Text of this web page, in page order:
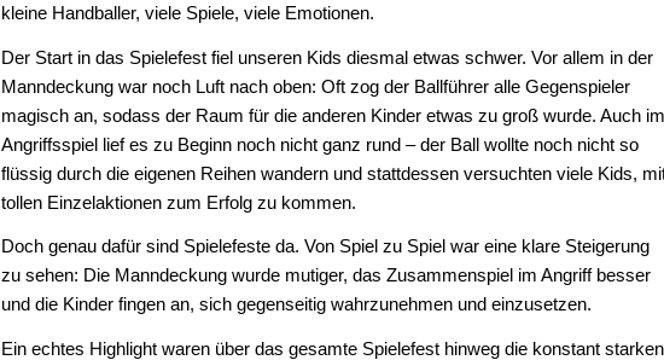
kleine Handballer, viele Spiele, viele Emotionen.
Der Start in das Spielefest fiel unseren Kids diesmal etwas schwer. Vor allem in der
Manndeckung war noch Luft nach oben: Oft zog der Ballführer alle Gegenspieler
magisch an, sodass der Raum für die anderen Kinder etwas zu groß wurde. Auch im
Angriffsspiel lief es zu Beginn noch nicht ganz rund – der Ball wollte noch nicht so
flüssig durch die eigenen Reihen wandern und stattdessen versuchten viele Kids,
tollen Einzelaktionen zum Erfolg zu kommen.
Doch genau dafür sind Spielefeste da. Von Spiel zu Spiel war eine klare Steigerung
zu sehen: Die Manndeckung wurde mutiger, das Zusammenspiel im Angriff besser
und die Kinder fingen an, sich gegenseitig wahrzunehmen und einzusetzen.
Ein echtes Highlight waren über das gesamte Spielefest hinweg die konstant starken